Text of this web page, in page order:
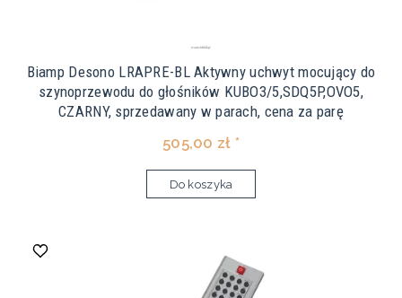
Biamp Desono LRAPRE-BL Aktywny uchwyt mocujący do
szynoprzewodu do głośników KUBO3/5,SDQ5P,OVO5,
CZARNY, sprzedawany w parach, cena za parę
505,00 zł *
Do koszyka